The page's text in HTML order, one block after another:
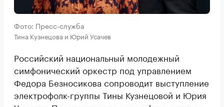
Фото: Пресс-служба
Тина Кузнецова и Юрий Усачев
Российский национальный молодежный
симфонический оркестр под управлением
Федора Безносикова сопроводит выступление
электрофолк-группы Тины Кузнецовой и Юрия